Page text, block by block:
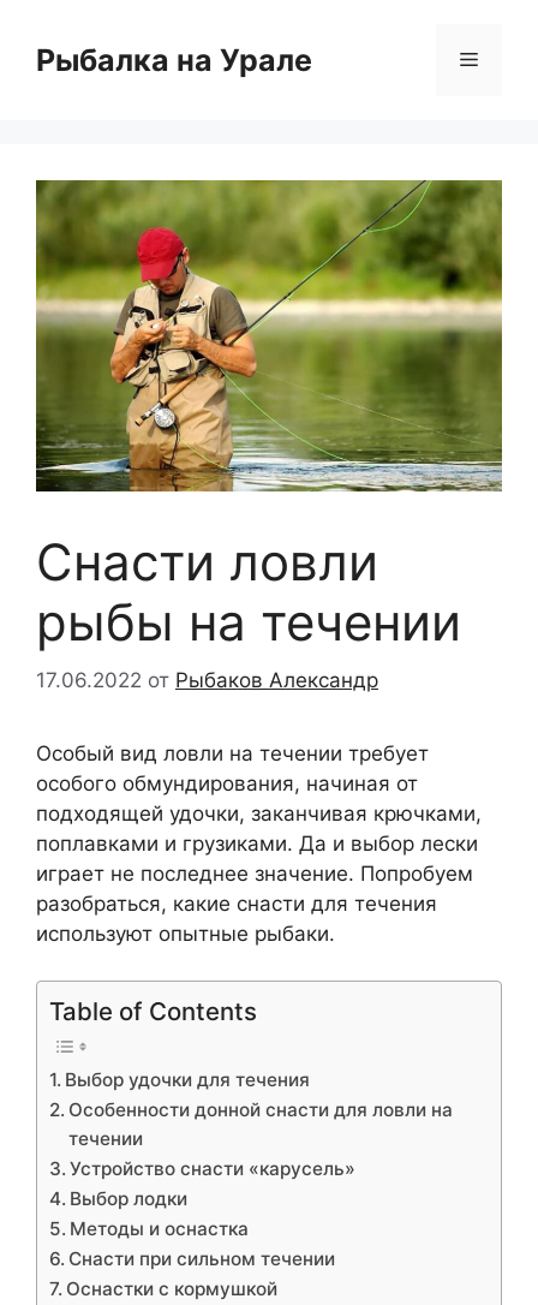
содержимому
Рыбалка на Урале Меню
Снасти ловли
рыбы на течении
17.06.2022 от Рыбаков Александр
Особый вид ловли на течении требует
особого обмундирования, начиная от
подходящей удочки, заканчивая крючками,
поплавками и грузиками. Да и выбор лески
играет не последнее значение. Попробуем
разобраться, какие снасти для течения
используют опытные рыбаки.
Table of Contents
Выбор удочки для течения
Особенности донной снасти для ловли на
течении
Устройство снасти «карусель»
Выбор лодки
Методы и оснастка
Снасти при сильном течении
Оснастки с кормушкой